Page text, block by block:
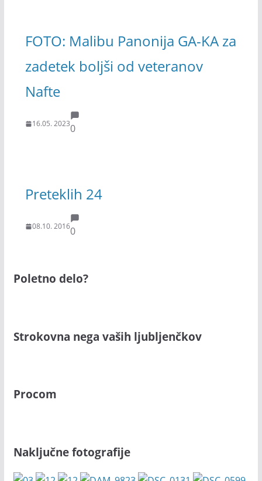
FOTO: Malibu Panonija GA-KA za
zadetek boljši od veteranov
Nafte
16.05. 20230
Preteklih 24
08.10. 20160
Poletno delo?
Strokovna nega vaših ljubljenčkov
Procom
Naključne fotografije